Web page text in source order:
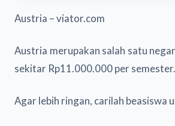
Austria – viator.com
Austria merupakan salah satu
sekitar Rp11.000.000 per semester.
Agar lebih ringan, carilah beasiswa